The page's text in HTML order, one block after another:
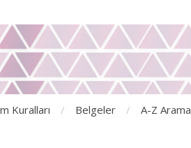
Kuralları Belgeler A-Z Arama